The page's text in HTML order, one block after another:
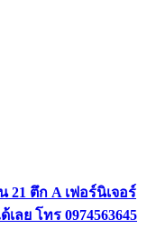
ตึก A เฟอร์นิเจอร์
ลย โทร 0974563645